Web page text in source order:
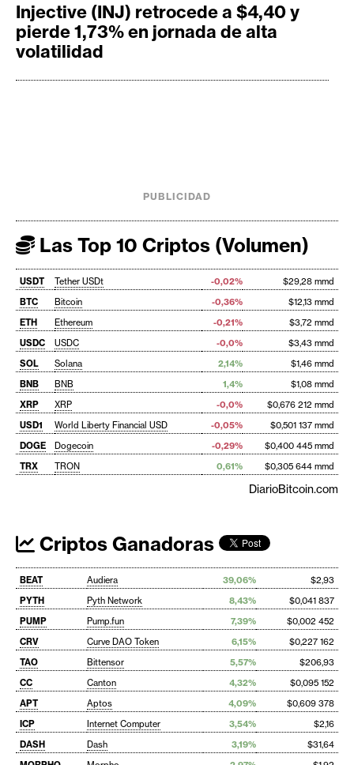
Injective (INJ) retrocede a $4,40 y
pierde 1,73% en jornada de alta
volatilidad
PUBLICIDAD
Las Top 10 Criptos (Volumen)
USDT Tether USDt -0,02%
$29,28 mmd
BTC
Bitcoin -0,36%
$12,13 mmd
ETH
Ethereum -0,21%
$3,72 mmd
USDC
USDC -0,0%
$3,43 mmd
SOL
Solana 2,14%
$1,46 mmd
BNB
BNB 1,4%
$1,08 mmd
XRP
XRP -0,0%
$0,676 212 mmd
USD1
World Liberty Financial USD -0,05%
$0,501 137 mmd
DOGE
Dogecoin -0,29%
$0,400 445 mmd
TRX
TRON 0,61% $0,305 644 mmd
DiarioBitcoin.com
Criptos Ganadoras
BEAT Audiera 39,06%
$2,93
PYTH
Pyth Network 8,43%
$0,041 837
PUMP
Pump.fun 7,39%
$0,002 452
CRV
Curve DAO Token 6,15%
$0,227 162
TAO
Bittensor 5,57%
$206,93
CC
Canton 4,32%
$0,095 152
APT
Aptos 4,09%
$0,609 378
ICP
Internet Computer 3,54%
$2,16
DASH
Dash 3,19%
$31,64